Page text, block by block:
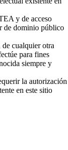
y de acceso
de dominio público
cualquier otra
para fines
siempre y
la autorización
en este sitio